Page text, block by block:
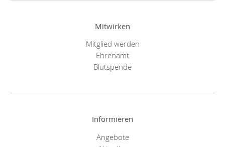
Mitwirken
Mitglied werden
Ehrenamt
Blutspende
Informieren
Angebote